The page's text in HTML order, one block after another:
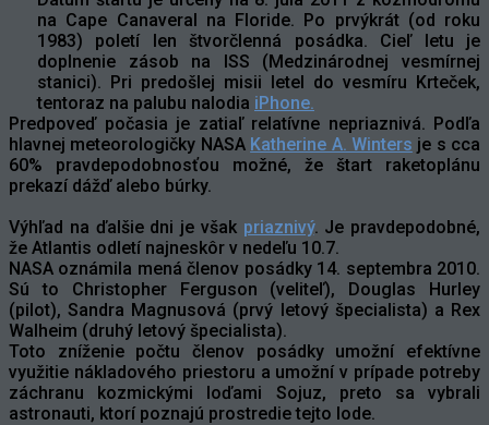
na Cape Canaveral na Floride. Po prvýkrát (od roku
1983) poletí len štvorčlenná posádka. Cieľ letu je
doplnenie zásob na ISS (Medzinárodnej vesmírnej
stanici). Pri predošlej misii letel do vesmíru Krteček,
tentoraz na palubu nalodia iPhone.
Predpoveď počasia je zatiaľ relatívne nepriaznivá. Podľa
hlavnej meteorologičky NASA Katherine A. Winters je s cca
60% pravdepodobnosťou možné, že štart raketoplánu
prekazí dážď alebo búrky.
Výhľad na ďalšie dni je však priaznivý. Je pravdepodobné,
že Atlantis odletí najneskôr v nedeľu 10.7.
NASA oznámila mená členov posádky 14. septembra 2010.
Sú to Christopher Ferguson (veliteľ), Douglas Hurley
(pilot), Sandra Magnusová (prvý letový špecialista) a Rex
Walheim (druhý letový špecialista).
Toto zníženie počtu členov posádky umožní efektívne
využitie nákladového priestoru a umožní v prípade potreby
záchranu kozmickými loďami Sojuz, preto sa vybrali
astronauti, ktorí poznajú prostredie tejto lode.